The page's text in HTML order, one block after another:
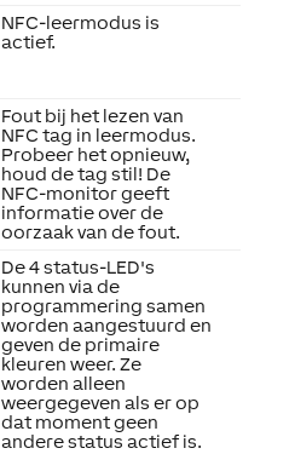
NFC-leermodus is
actief.
Fout bij het lezen van
NFC tag in leermodus.
Probeer het opnieuw,
houd de tag stil! De
NFC-monitor geeft
informatie over de
oorzaak van de fout.
De 4 status-LED's
kunnen via de
programmering samen
worden aangestuurd en
geven de primaire
kleuren weer. Ze
worden alleen
weergegeven als er op
dat moment geen
andere status actief is.